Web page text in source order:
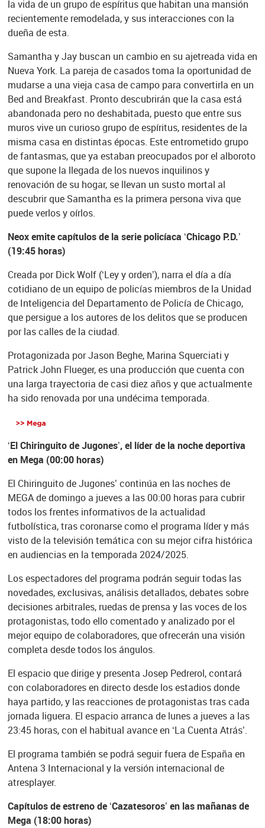
la vida de un grupo de espíritus que habitan una mansión
recientemente remodelada, y sus interacciones con la
dueña de esta.
Samantha y Jay buscan un cambio en su ajetreada vida en
Nueva York. La pareja de casados toma la oportunidad de
mudarse a una vieja casa de campo para convertirla en un
Bed and Breakfast. Pronto descubrirán que la casa está
abandonada pero no deshabitada, puesto que entre sus
muros vive un curioso grupo de espíritus, residentes de la
misma casa en distintas épocas. Este entrometido grupo
de fantasmas, que ya estaban preocupados por el alboroto
que supone la llegada de los nuevos inquilinos y
renovación de su hogar, se llevan un susto mortal al
descubrir que Samantha es la primera persona viva que
puede verlos y oírlos.
Neox emite capítulos de la serie policíaca ‘Chicago P.D.’
(19:45 horas)
Creada por Dick Wolf (‘Ley y orden’), narra el día a día
cotidiano de un equipo de policías miembros de la Unidad
de Inteligencia del Departamento de Policía de Chicago,
que persigue a los autores de los delitos que se producen
por las calles de la ciudad.
Protagonizada por Jason Beghe, Marina Squerciati y
Patrick John Flueger, es una producción que cuenta con
una larga trayectoria de casi diez años y que actualmente
ha sido renovada por una undécima temporada.
‘El Chiringuito de Jugones’, el líder de la noche deportiva
en Mega (00:00 horas)
El Chiringuito de Jugones’ continúa en las noches de
MEGA de domingo a jueves a las 00:00 horas para cubrir
todos los frentes informativos de la actualidad
futbolística, tras coronarse como el programa líder y más
visto de la televisión temática con su mejor cifra histórica
en audiencias en la temporada 2024/2025.
Los espectadores del programa podrán seguir todas las
novedades, exclusivas, análisis detallados, debates sobre
decisiones arbitrales, ruedas de prensa y las voces de los
protagonistas, todo ello comentado y analizado por el
mejor equipo de colaboradores, que ofrecerán una visión
completa desde todos los ángulos.
El espacio que dirige y presenta Josep Pedrerol, contará
con colaboradores en directo desde los estadios donde
haya partido, y las reacciones de protagonistas tras cada
jornada liguera. El espacio arranca de lunes a jueves a las
23:45 horas, con el habitual avance en ‘La Cuenta Atrás’.
El programa también se podrá seguir fuera de España en
Antena 3 Internacional y la versión internacional de
atresplayer.
Capítulos de estreno de ‘Cazatesoros’ en las mañanas de
Mega (18:00 horas)